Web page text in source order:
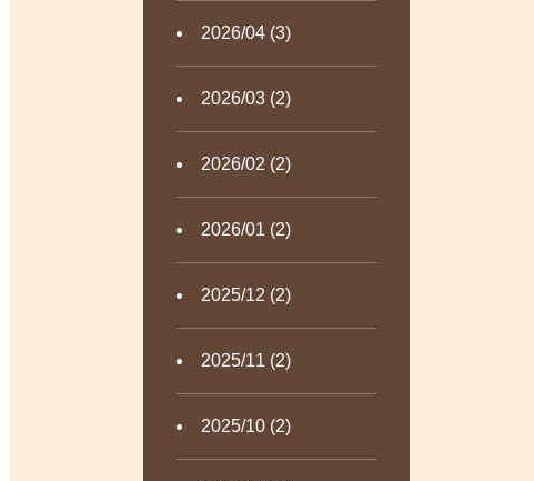
2026/04 (3)
2026/03 (2)
2026/02 (2)
2026/01 (2)
2025/12 (2)
2025/11 (2)
2025/10 (2)